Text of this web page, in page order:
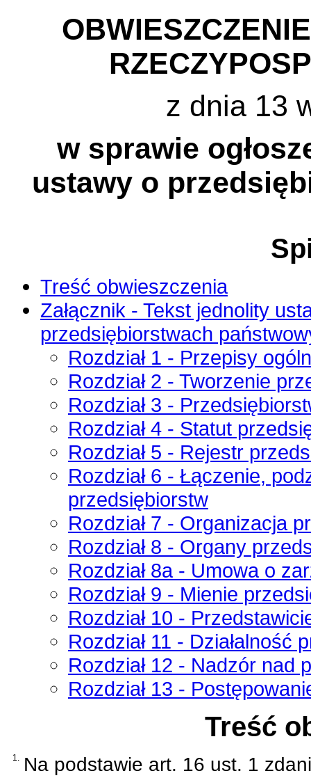
z dnia 13
w sprawie
ustawy o
Treść obwieszczenia
Załącznik - Tekst jednolity
przedsiębiorstwach
Rozdział 1 - Przepisy
Rozdział 2 - Tworzenie
Rozdział 3 -
Rozdział 4 - Statut
Rozdział 5 - Rejestr
Rozdział 6 - Łączenie,
przedsiębiorstw
Rozdział 7 - Organizacja
Rozdział 8 - Organy
Rozdział 8a - Umowa o
Rozdział 9 - Mienie
Rozdział 10 -
Rozdział 11 - Działalność
Rozdział 12 - Nadzór nad
Rozdział 13 -
Treść
1. Na podstawie art. 16 ust. 1